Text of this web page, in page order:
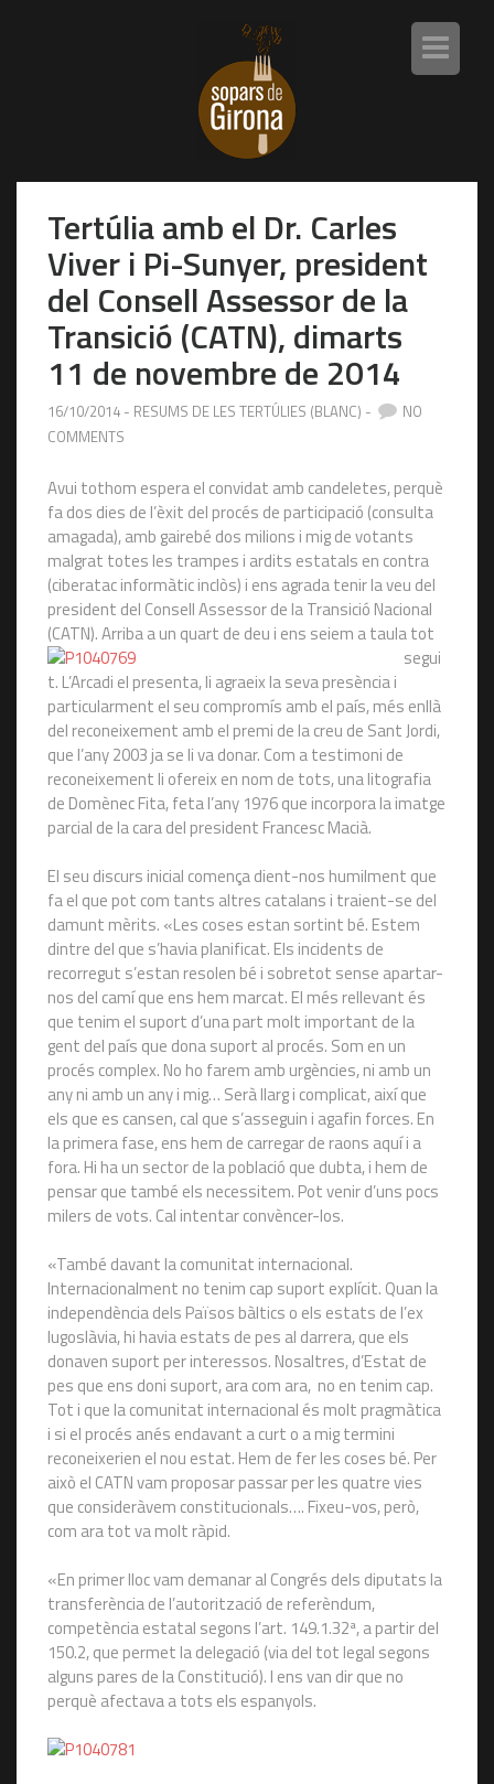
T
o
g
Tertúlia amb el Dr. Carles
Viver i Pi-Sunyer, president
del Consell Assessor de la
Transició (CATN), dimarts
11 de novembre de 2014
16/10/2014 - RESUMS DE LES TERTÚLIES (BLANC) -
NO
COMMENTS
Avui tothom espera el convidat amb candeletes, perquè
fa dos dies de l’èxit del procés de participació (consulta
amagada), amb gairebé dos milions i mig de votants
malgrat totes les trampes i ardits estatals en contra
(ciberatac informàtic inclòs) i ens agrada tenir la veu del
president del Consell Assessor de la Transició Nacional
(CATN).Arriba a un quart de deu i ens seiem a taula tot
segui
t. L’Arcadi el presenta, li agraeix la seva presència i
particularment el seu compromís amb el país, més enllà
del reconeixement amb el premi de la creu de Sant Jordi,
que l’any 2003 ja se li va donar. Com a testimoni de
reconeixement li ofereix en nom de tots, una litografia
de Domènec Fita, feta l’any 1976 que incorpora la imatge
parcial de la cara del president Francesc Macià.
El seu discurs inicial comença dient-nos humilment que
fa el que pot com tants altres catalans i traient-se del
damunt mèrits. «Les coses estan sortint bé. Estem
dintre del que s’havia planificat. Els incidents de
recorregut s’estan resolen bé i sobretot sense apartar-
nos del camí que ens hem marcat. El més rellevant és
que tenim el suport d’una part molt important de la
gent del país que dona suport al procés. Som en un
procés complex. No ho farem amb urgències, ni amb un
any ni amb un any i mig… Serà llarg i complicat, així que
els que es cansen, cal que s’asseguin i agafin forces. En
la primera fase, ens hem de carregar de raons aquí i a
fora. Hi ha un sector de la població que dubta, i hem de
pensar que també els necessitem. Pot venir d’uns pocs
milers de vots. Cal intentar convèncer-los.
«També davant la comunitat internacional.
Internacionalment no tenim cap suport explícit. Quan la
independència dels Països bàltics o els estats de l’ex
Iugoslàvia, hi havia estats de pes al darrera, que els
donaven suport per interessos. Nosaltres, d’Estat de
pes que ens doni suport, ara com ara, no en tenim cap.
Tot i que la comunitat internacional és molt pragmàtica
i si el procés anés endavant a curt o a mig termini
reconeixerien el nou estat. Hem de fer les coses bé. Per
això el CATN vam proposar passar per les quatre vies
que consideràvem constitucionals…. Fixeu-vos, però,
com ara tot va molt ràpid.
«En primer lloc vam demanar al Congrés dels diputats la
transferència de l’autorització de referèndum,
competència estatal segons l’art. 149.1.32ª, a partir del
150.2, que permet la delegació (via del tot legal segons
alguns pares de la Constitució). I ens van dir que no
perquè afectava a tots els espanyols.